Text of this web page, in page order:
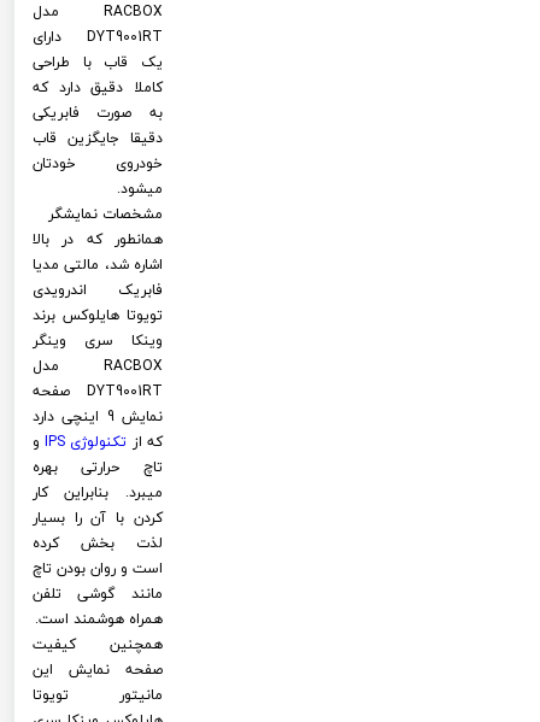
RACBOX مدل
DYT9001RT دارای
یک قاب با طراحی
کاملا دقیق دارد که
به صورت فابریکی
دقیقا جایگزین قاب
خودروی خودتان
میشود.
مشخصات نمایشگر
همانطور که در بالا
اشاره شد، مالتی مدیا
فابریک اندرویدی
تویوتا هایلوکس برند
وینکا سری وینگر
RACBOX مدل
DYT9001RT صفحه
نمایش 9 اینچی دارد
که از تکنولوژی IPSو
تاچ حرارتی بهره
میبرد. بنابراین کار
کردن با آن را بسیار
لذت بخش کرده
است و روان بودن تاچ
مانند گوشی تلفن
همراه هوشمند است.
همچنین کیفیت
صفحه نمایش این
مانیتور تویوتا